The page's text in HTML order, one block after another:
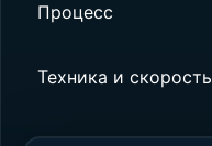
Процесс
Техника и скорость